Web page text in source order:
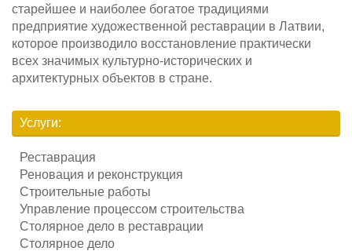
старейшее и наиболее богатое традициями
предприятие художественной реставрации в Латвии,
которое производило восстановление практически
всех значимых культурно-исторических и
архитектурных объектов в стране.
Услуги:
Реставрация
Реновация и реконструкция
Строительные работы
Управление процессом строительства
Столярное дело в реставрации
Столярное дело